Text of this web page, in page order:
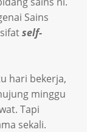
Sains
self-
hari bekerja,
minggu
Tapi
sekali.